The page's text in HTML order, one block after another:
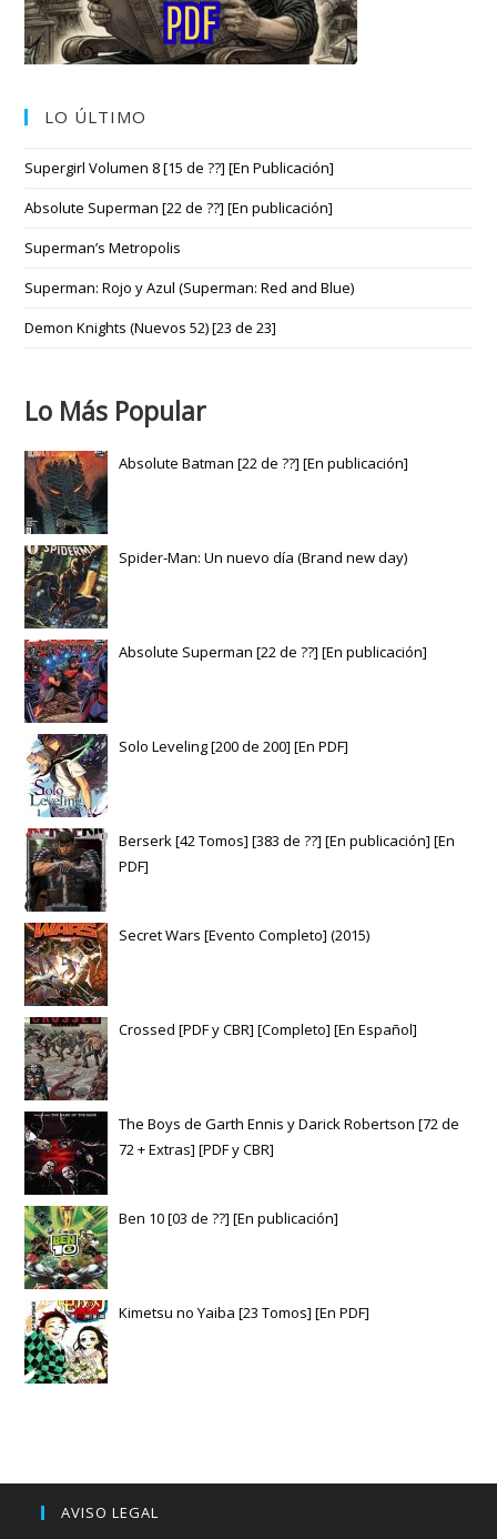
LO ÚLTIMO
Supergirl Volumen 8 [15 de ??] [En Publicación]
Absolute Superman [22 de ??] [En publicación]
Superman’s Metropolis
Superman: Rojo y Azul (Superman: Red and Blue)
Demon Knights (Nuevos 52) [23 de 23]
Lo Más Popular
Absolute Batman [22 de ??] [En publicación]
Spider-Man: Un nuevo día (Brand new day)
Absolute Superman [22 de ??] [En publicación]
Solo Leveling [200 de 200] [En PDF]
Berserk [42 Tomos] [383 de ??] [En publicación] [En
PDF]
Secret Wars [Evento Completo] (2015)
Crossed [PDF y CBR] [Completo] [En Español]
The Boys de Garth Ennis y Darick Robertson [72 de
72 + Extras] [PDF y CBR]
Ben 10 [03 de ??] [En publicación]
Kimetsu no Yaiba [23 Tomos] [En PDF]
AVISO LEGAL